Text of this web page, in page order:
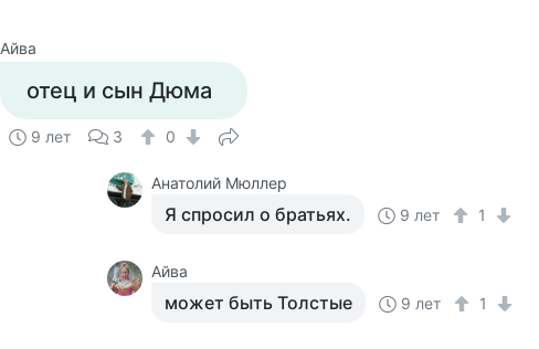
Айва
отец и сын Дюма
9 лет 3 0
Анатолий Мюллер
Я спросил о братьях. 9 лет 1
Айва
может быть Толстые 9 лет 1